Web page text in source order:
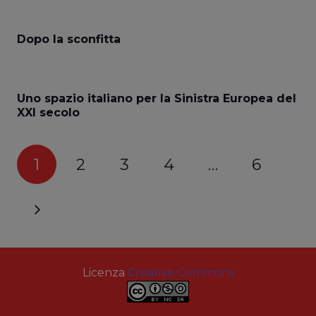
Dopo la sconfitta
Uno spazio italiano per la Sinistra Europea del
XXI secolo
1 2 3 4 … 6
Licenza Creative Commons